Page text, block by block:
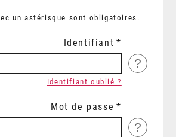
un astérisque sont obligatoires.
Identifiant
?
Identifiant oublié ?
Mot de passe
?